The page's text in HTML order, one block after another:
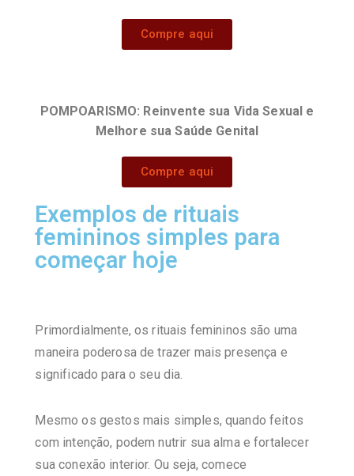
Compre aqui
POMPOARISMO: Reinvente sua Vida Sexual e
Melhore sua Saúde Genital
Compre aqui
Exemplos de rituais
femininos simples para
começar hoje
Primordialmente, os rituais femininos são uma
maneira poderosa de trazer mais presença e
significado para o seu dia.
Mesmo os gestos mais simples, quando feitos
com intenção, podem nutrir sua alma e fortalecer
sua conexão interior. Ou seja, comece